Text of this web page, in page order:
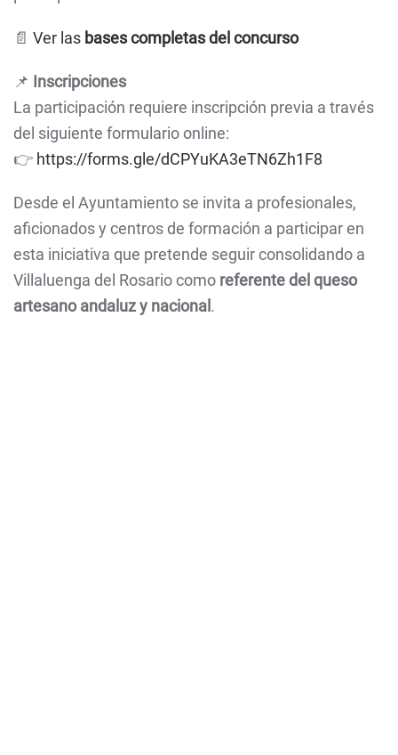
📄 Ver las bases completas del concurso
📌 Inscripciones
La participación requiere inscripción previa a través
del siguiente formulario online:
👉 https://forms.gle/dCPYuKA3eTN6Zh1F8
Desde el Ayuntamiento se invita a profesionales,
aficionados y centros de formación a participar en
esta iniciativa que pretende seguir consolidando a
Villaluenga del Rosario como referente del queso
artesano andaluz y nacional.